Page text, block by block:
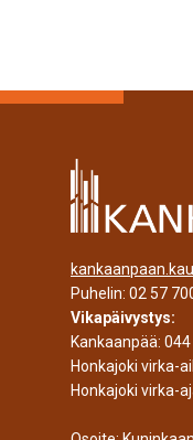
Puhelin: 02 57
Vikapäivystys:
Kankaanpää: 044
Honkajoki virka-
Honkajoki virka-